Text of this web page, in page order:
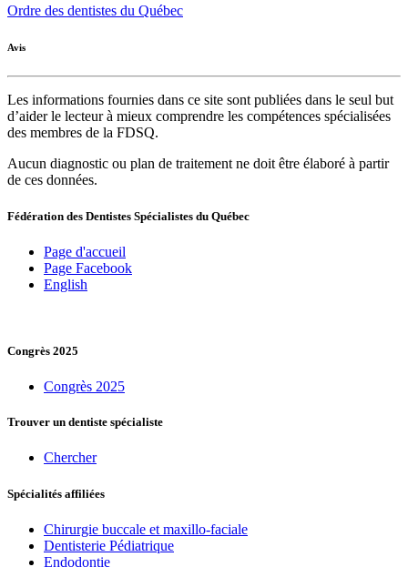
Ordre des dentistes du Québec
Avis
Les informations fournies dans ce site sont publiées dans le seul but
d’aider le lecteur à mieux comprendre les compétences spécialisées
des membres de la FDSQ.
Aucun diagnostic ou plan de traitement ne doit être élaboré à partir
de ces données.
Fédération des Dentistes Spécialistes du Québec
Page d'accueil
Page Facebook
English
Congrès 2025
Congrès 2025
Trouver un dentiste spécialiste
Chercher
Spécialités affiliées
Chirurgie buccale et maxillo-faciale
Dentisterie Pédiatrique
Endodontie